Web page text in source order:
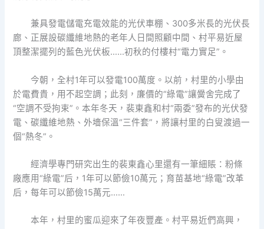
兼具發電儲電充電效能的光伏車棚、300多米長的光伏長
廊、正展設碳纖維地熱的老年人日間照顧中間、村平易近屋
頂整潔擺列的藍色光伏板……初秋的付樓村“電力實足”。
今朝，全村1年可以發電100萬度。以前，村里的小學由
於電費貴，用不起空調；此刻，廉價的“綠電”讓黌舍完成了
“空調不受拘束”。本年冬天，裴東鑫和村“兩委”發布的光伏發
電、碳纖維地熱、外墻保溫“三件套”，將讓村里的白叟渡過一
個“熱冬”。
經濟學專門研究出生的裴東鑫心里還有一筆細賬：粉條
廠應用“綠電”后，1年可以節儉10萬元；育苗基地“綠電”改革
后，每年可以節儉15萬元……
本年，村里的蜜瓜迎來了年夜豐產。村平易近們高興，